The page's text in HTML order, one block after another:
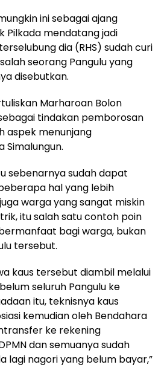
ini sebagai ajang
Pilkada mendatang jadi
dia (RHS) sudah curi
seorang Pangulu yang
disebutkan.
Marharoan Bolon
tindakan pemborosan
aspek menunjang
Simalungun.
sebenarnya sudah dapat
hal yang lebih
warga yang sangat miskin
itu salah satu contoh poin
bagi warga, bukan
tersebut.
kaus tersebut diambil melalui
seluruh Pangulu ke
itu, teknisnya kaus
kemudian oleh Bendahara
ke rekening
dan semuanya sudah
lagi nagori yang belum bayar,”